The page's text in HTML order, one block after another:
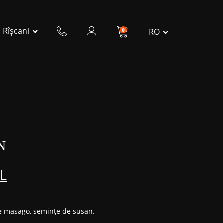
Rîșcani 0 RO
masago, semințe de susan.